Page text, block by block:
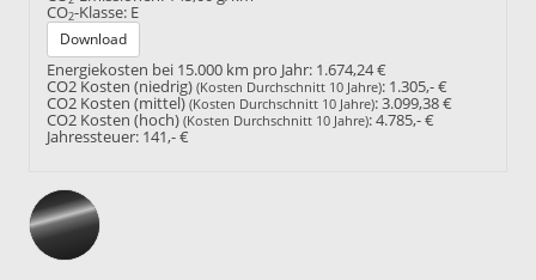
CO2-Klasse: E
Download
Energiekosten bei 15.000 km pro Jahr: 1.674,24 €
CO2 Kosten (niedrig) (Kosten Durchschnitt 10 Jahre): 1.305,- €
CO2 Kosten (mittel) (Kosten Durchschnitt 10 Jahre):3.099,38 €
CO2 Kosten (hoch) (Kosten Durchschnitt 10 Jahre):4.785,- €
Jahressteuer: 141,- €